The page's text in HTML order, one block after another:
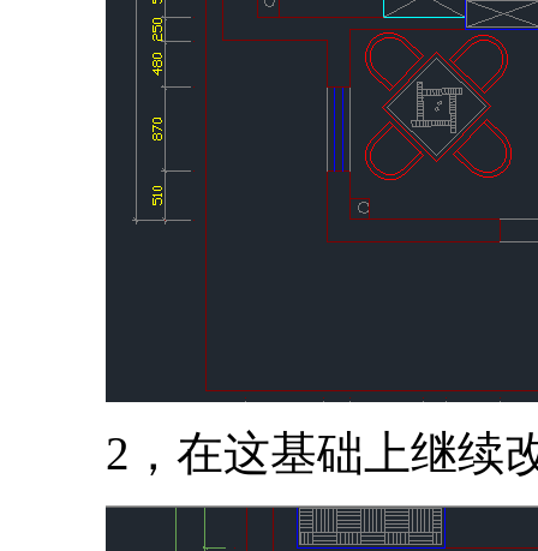
2，在这基础上继续